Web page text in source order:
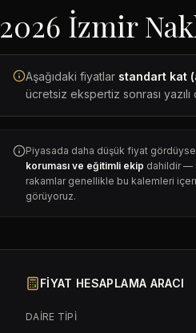
2026 İzmir
Aşağıdaki fiyatlar standart kat
ücretsiz ekspertiz sonrası
Piyasada daha düşük fiyat
koruması ve eğitimli ekip dahildir —
rakamlar genellikle bu kalemleri
görüyoruz.
FIYAT HESAPLAMA ARACI
DAIRE TIPI